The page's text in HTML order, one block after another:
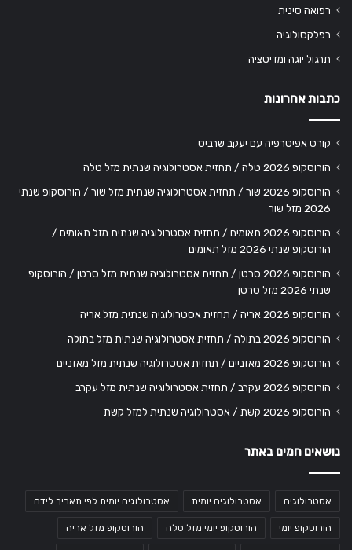
רפואה סינית
רפלקסולוגיה
תרגול יוגה ומדיטציה
כתבות אחרונות
קורס אפיטרפיה עם יעקב שרביט
הורוסקופ 2026 טלה / תחזית אסטרולוגיה שנתית מזל טלה
הורוסקופ 2026 שור / תחזית אסטרולוגיה שנתית מזל שור / הורוסקופ שנתי
2026 מזל שור
הורוסקופ 2026 תאומים / תחזית אסטרולוגיה שנתית מזל תאומים /
הורוסקופ שנתי 2026 מזל תאומים
הורוסקופ 2026 סרטן / תחזית אסטרולוגיה שנתית מזל סרטן / הורוסקופ
שנתי 2026 מזל סרטן
הורוסקופ 2026 אריה / תחזית אסטרולוגיה שנתית מזל אריה
הורוסקופ 2026 בתולה / תחזית אסטרולוגיה שנתית מזל בתולה
הורוסקופ 2026 מאזניים / תחזית אסטרולוגיה שנתית מזל מאזניים
הורוסקופ 2026 עקרב / תחזית אסטרולוגיה שנתית מזל עקרב
הורוסקופ 2026 קשת / אסטרולוגיה שנתית למזל קשת
נושאים חמים באתר
אסטרולוגיה אסטרולוגיה יומית אסטרולוגיה יומית לפי תאריך לידה
הורוסקופ יומי הורוסקופ יומי מזל טלה הורוסקופ מזל אריה